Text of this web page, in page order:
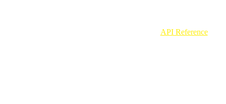
API Reference